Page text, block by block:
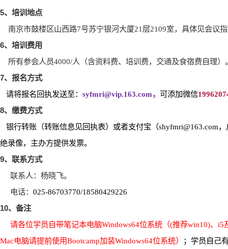
5、培训地点
南京市鼓楼区山西路7号苏宁银河大厦21 层2109室，具体见会议
6、培训费用
所有参会人员4000/人（含资料费、培训费，交通及食宿费自理）
7、报名方式
请将报名回执发送至： syfmri@vip.163.com， 可添加微信
8、缴费方式
银行转账（转账信息见回执表）或者支付宝（shyfmri@163.com
绝录像，主办方提供发票。
9、联系方式
联系人：杨晓飞。
电话： 025-86703770/18580429226
10、备注
请各位学员自带笔记本电脑Windows64位系统（(推荐win10)、 i5
Mac电脑请提前使用Bootcamp加装Windows64位系统） ；学员自己